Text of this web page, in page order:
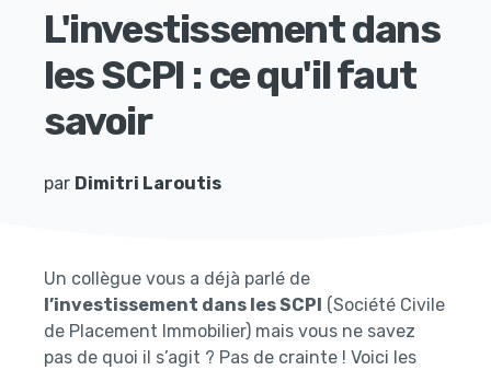
L'investissement dans
les SCPI : ce qu'il faut
savoir
par Dimitri Laroutis
Un collègue vous a déjà parlé de
l’investissement dans les SCPI (Société Civile
de Placement Immobilier) mais vous ne savez
pas de quoi il s’agit ? Pas de crainte ! Voici les